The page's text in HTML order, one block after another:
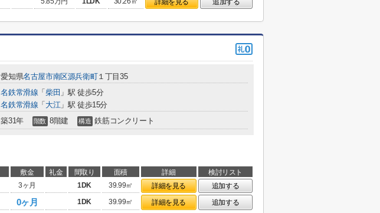
詳細を見る 追加する
愛知県名古屋市南区源兵衛町１丁目35
名鉄常滑線 「 柴田 」駅 徒歩5分
名鉄常滑線 「 大江」駅 徒歩15分
築31年 階数 8階建 構造 鉄筋コンクリート
敷金 礼金 間取り 面積 詳細
検討リスト
3ヶ月 1DK 39.99㎡ 詳細を見る
追加する
0ヶ月 1DK 39.99㎡ 詳細を見る 追加する